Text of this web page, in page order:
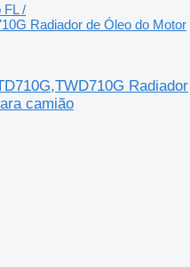
FL /
Radiador de Óleo do Motor
Radiador
camião